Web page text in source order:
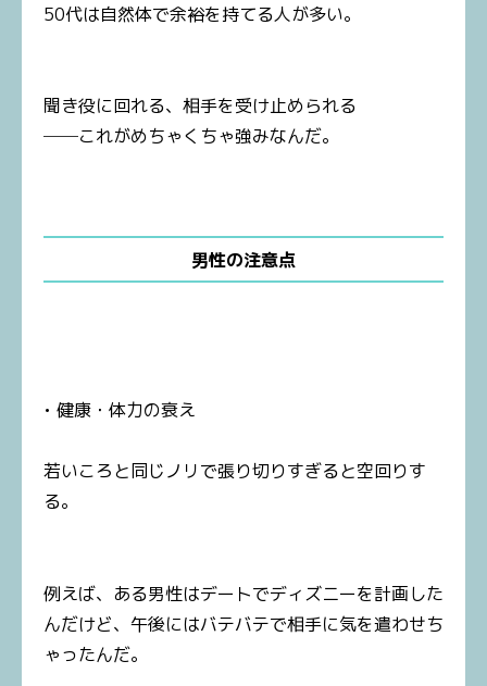
50代は自然体で余裕を持てる人が多い。
聞き役に回れる、相手を受け止められる
──これがめちゃくちゃ強みなんだ。
男性の注意点
• 健康・体力の衰え
若いころと同じノリで張り切りすぎると空回りす
る。
例えば、ある男性はデートでディズニーを計画した
んだけど、午後にはバテバテで相手に気を遣わせち
ゃったんだ。